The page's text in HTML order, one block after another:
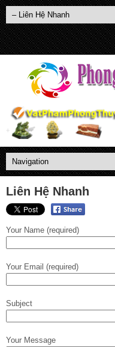
Liên Hệ Nhanh
Your Name (required)
Your Email (required)
Subject
Your Message